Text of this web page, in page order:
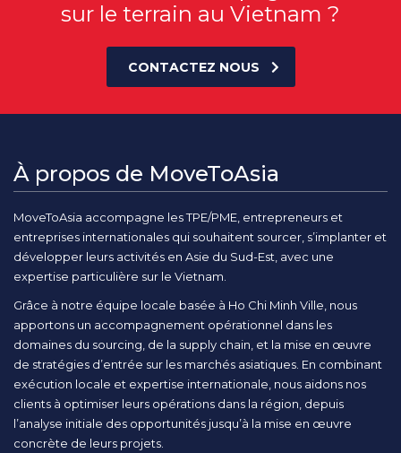
sur le terrain au Vietnam ?
CONTACTEZ NOUS
À propos de MoveToAsia
MoveToAsia accompagne les TPE/PME, entrepreneurs et
entreprises internationales qui souhaitent sourcer, s’implanter et
développer leurs activités en Asie du Sud-Est, avec une
expertise particulière sur le Vietnam.
Grâce à notre équipe locale basée à Ho Chi Minh Ville, nous
apportons un accompagnement opérationnel dans les
domaines du sourcing, de la supply chain, et la mise en œuvre
de stratégies d’entrée sur les marchés asiatiques. En combinant
exécution locale et expertise internationale, nous aidons nos
clients à optimiser leurs opérations dans la région, depuis
l’analyse initiale des opportunités jusqu’à la mise en œuvre
concrète de leurs projets.